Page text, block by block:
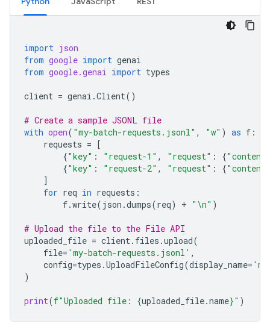
import json
from google import genai
from google.genai import types
client = genai .Client()
# Create a sample JSONL file
with open( "my-batch-requests.jsonl" , "w" ) as f :
requests = [
{"key" : "request-1" , "request" : {
{"key" : "request-2" , "request" : {
]
for req in requests :
f.write( json .dumps(req) + " \n" )
# Upload the file to the File API
uploaded_file = client. files .upload(
file= 'my-batch-requests.jsonl' ,
config=types .UploadFileConfig(display_name=
)
print(f"Uploaded file: {uploaded_file.name}" )